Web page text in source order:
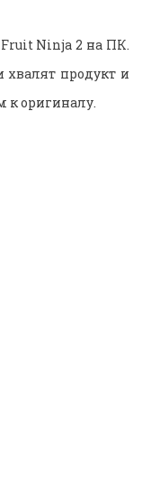
Ninja 2 на ПК.
хвалят продукт и
к оригиналу.